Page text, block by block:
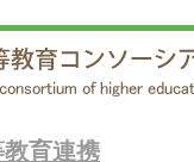
教育連携